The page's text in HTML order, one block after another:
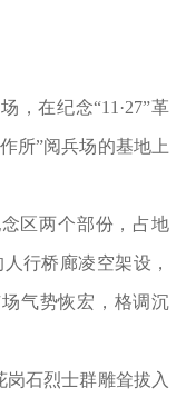
在纪念“11·27”革
所”阅兵场的基地上
区两个部份，占地
行桥廊凌空架设，
气势恢宏，格调沉
石烈士群雕耸拔入